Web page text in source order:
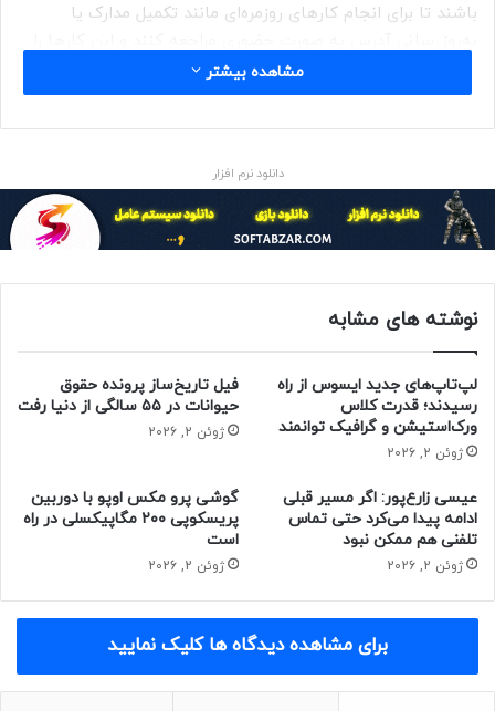
باشند تا برای انجام کارهای روزمره‌ای مانند تکمیل مدارک یا
به صورت آنلاین و اینترنتی انجام دهند.
شاید بی‌اعتمادی به تکنولوژی مدرن یکی از دلایلی باشد که
مسئولان در توکیو تمایلی به این تغییر نشان نمی‌دهند؛ یویچی
اونو، مسئول منابع عمومی منطقه مگورو، در این باره گفت:
فلاپی‌ها نمی‌شکنند و اطلاعاتشان از بین
نمی‌رود.
در مگورو، اطلاعات مربوط به حقوق کارمندان روی فلاپی ذخیره و
سپس برای پردازش به بانک منتقل می‌شد، اما در نهایت کاسه
صبر بانک میزوهو، یکی از بانک‌های بزرگ چین، لبریز شد و به
مگورو اخطار داد که از این به بعد در ازای هر ماه استفاده از فلاپی
باید پنجاه هزار ین (معادل ۴۴۰ دلار) بپردازند. با این اخطار
مقامات دولتی مگورو تصمیم گرفتند که در نهایت با فلاپی
خداحافظی کنند.
مشاهده بیشتر
دانلود نرم افزار
نوشته های مشابه
لپ‌تاپ‌های جدید ایسوس از راه
رسیدند؛ قدرت کلاس
ورک‌استیشن و گرافیک توانمند
ژوئن 2, 2026
فیل تاریخ‌ساز پرونده حقوق
حیوانات در ۵۵ سالگی از دنیا رفت
ژوئن 2, 2026
عیسی زارع‌پور: اگر مسیر قبلی
ادامه پیدا می‌کرد حتی تماس
تلفنی هم ممکن نبود
ژوئن 2, 2026
گوشی پرو مکس اوپو با دوربین
پریسکوپی ۲۰۰ مگاپیکسلی در راه
است
ژوئن 2, 2026
برای مشاهده دیدگاه ها کلیک نمایید